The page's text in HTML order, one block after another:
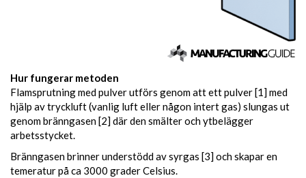
Hur fungerar metoden
Flamsprutning med pulver utförs genom att ett pulver [1] med
hjälp av tryckluft (vanlig luft eller någon intert gas) slungas ut
genom bränngasen [2] där den smälter och ytbelägger
arbetsstycket.
Bränngasen brinner understödd av syrgas [3] och skapar en
temeratur på ca 3000 grader Celsius.